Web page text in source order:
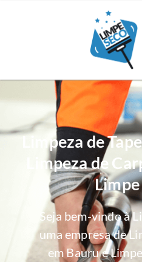
Limpeza de
Limpeza de
Limpe
Seja bem-vindo à
uma empresa de
em Bauru e